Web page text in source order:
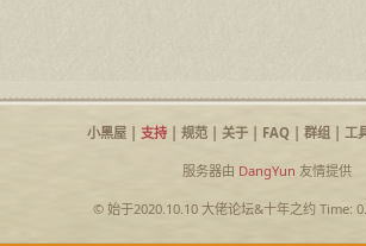
小黑屋| 支持| 规范| 关于| FAQ| 群组| 工
服务器由 DangYun 友情提供
© 始于2020.10.10 大佬论坛&十年之约Time: